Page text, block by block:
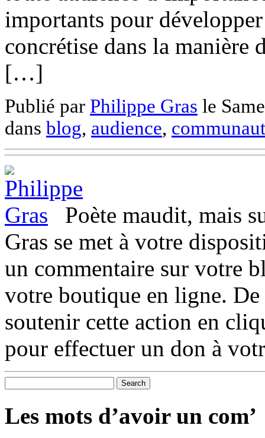
importants pour
concrétise dans la manière
[…]
Publié par Philippe Gras le
dans blog, audience,
Poète maudit, mais
Gras se met à votre
un commentaire sur votre
votre boutique en ligne.
soutenir cette action en
pour effectuer un don à
Les mots d’avoir un com’